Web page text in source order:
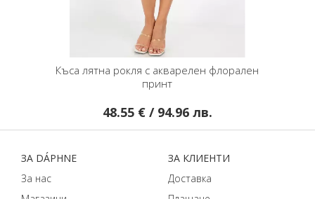
Къса лятна рокля с акварелен флорален
принт
48.55 € / 94.96 лв.
ЗA DÁPHNЕ
За нас
ЗA КЛИЕНТИ
Доставка